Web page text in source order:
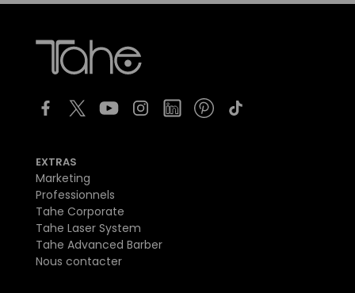
EXTRAS
Marketing
Professionnels
Tahe Corporate
Tahe Laser System
Tahe Advanced Barber
Nous contacter